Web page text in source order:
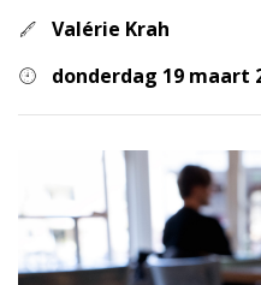
Valérie Krah
donderdag 19 maart